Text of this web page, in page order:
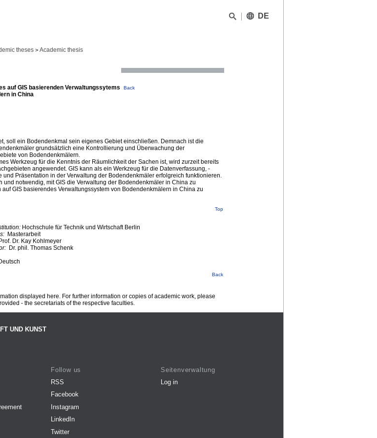
DE
theses > Academic thesis
auf GIS basierenden Verwaltungssytems
in China
Back
soll ein Bodendenkmal sein eigenes Gebiet einschließen. Demnach ist die
grundsätzlich eine Kontrollierung und Überwachung der
von Bodendenkmälern.
Werkzeug für die Kenntnis der Räumlichkeit der Sachen ist, wird zurzeit bereits
angewendet. GIS kann als ein Werkzeug für die Datenverfassung, -
und Präsentation in der Verwaltung der Bodendenkmäler erfolgreich funktionieren.
und notwendig, mit GIS die Verwaltung der Bodendenkmäler in China zu
auf GIS basierendes Verwaltungssystem von Bodendenkmälern in China zu
Top
Hochschule für Technik und Wirtschaft Berlin
Masterarbeit
Dr. Kay Kohlmeyer
Dr. phil. Thomas Schenk
Back
displayed here. For further information or copies of academic work, please
- the secretariats of the respective faculties.
UND KUNST
Follow us
RSS
Facebook
Instagram
LinkedIn
Twitter
Seitenverwaltung
Log in